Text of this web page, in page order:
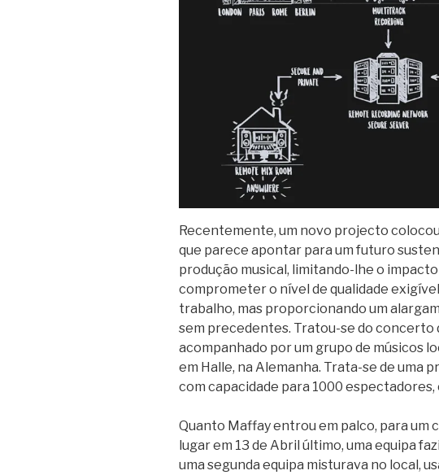
Recentemente, um novo projecto
que parece apontar para um futuro
produção musical, limitando-lhe o
comprometer o nível de qualidade
trabalho, mas proporcionando um
sem precedentes. Tratou-se do concerto
acompanhado por um grupo de músicos
em Halle, na Alemanha. Trata-se de uma
com capacidade para 1000 espectadores,
Quanto Maffay entrou em palco, para um
lugar em 13 de Abril último, uma equipa
uma segunda equipa misturava no local,